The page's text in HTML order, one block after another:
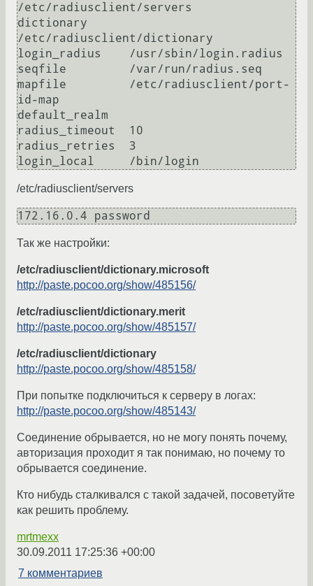
/etc/radiusclient/servers
dictionary
/etc/radiusclient/dictionary
login_radius    /usr/sbin/login.radius
seqfile         /var/run/radius.seq
mapfile         /etc/radiusclient/port-
id-map
default_realm
radius_timeout  10
radius_retries  3
/etc/radiusclient/servers
Так же настройки:
/etc/radiusclient/dictionary.microsoft
http://paste.pocoo.org/show/485156/
/etc/radiusclient/dictionary.merit
http://paste.pocoo.org/show/485157/
/etc/radiusclient/dictionary
http://paste.pocoo.org/show/485158/
При попытке подключиться к серверу в логах:
http://paste.pocoo.org/show/485143/
Соединение обрывается, но не могу понять почему,
авторизация проходит я так понимаю, но почему то
обрывается соединение.
Кто нибудь сталкивался с такой задачей, посоветуйте
как решить проблему.
mrtmexx
30.09.2011 17:25:36 +00:00
7 комментариев